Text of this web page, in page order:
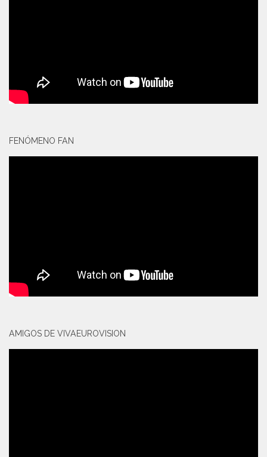
FENÓMENO FAN
AMIGOS DE VIVAEUROVISION